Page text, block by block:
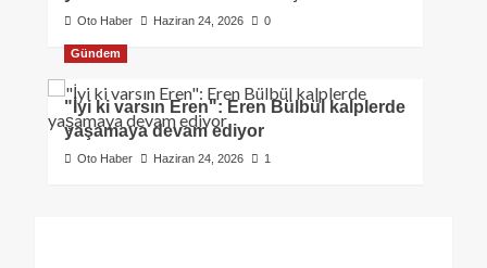
Oto Haber Haziran 24, 2026 0
Gündem
"İyi ki varsın Eren": Eren Bülbül kalplerde
yaşamaya devam ediyor
Oto Haber Haziran 24, 2026 1